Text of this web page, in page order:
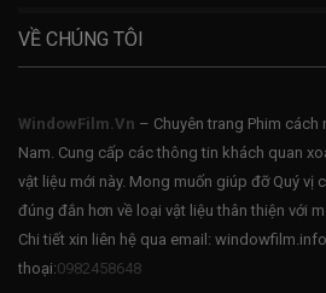
VỀ CHÚNG TÔI
WindowFilm.Vn – Chuyên trang Phim cách
Nam. Cung cấp các thông tin khách quan
vật liệu mới này. Mong muốn giúp đỡ Quý vị
đúng đắn hơn về loại vật liệu thân thiện với
Chi tiết xin liên hệ qua email:
thoại:0982458648